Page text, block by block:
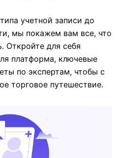
учетной записи до
мы покажем вам все, что
Откройте для себя
платформа, ключевые
по экспертам, чтобы с
торговое путешествие.